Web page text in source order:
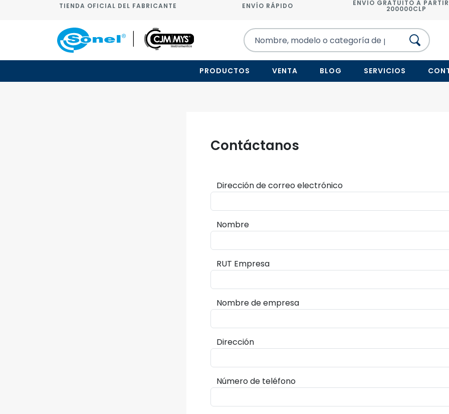
TIENDA OFICIAL DEL FABRICANTE ENVÍO RÁPIDO ENVÍO GRATUITO A
200000CLP
PRODUCTOS VENTA BLOG SERVICIOS
Contáctanos
Dirección de correo electrónico
Nombre
RUT Empresa
Nombre de empresa
Dirección
Número de teléfono